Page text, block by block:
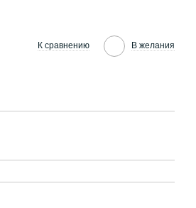
К сравнению В желания